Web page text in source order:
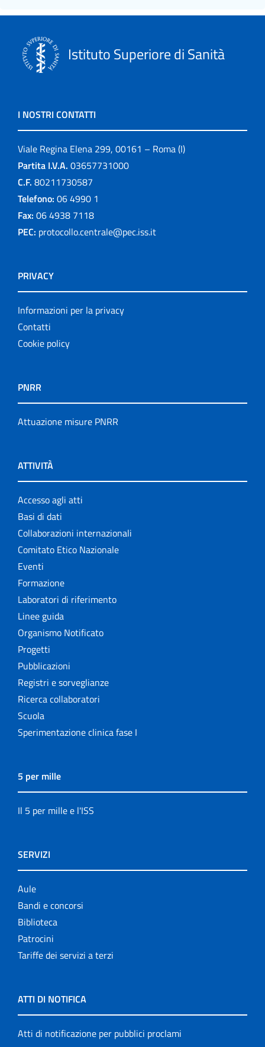
Istituto Superiore di Sanità
I NOSTRI CONTATTI
Viale Regina Elena 299, 00161 – Roma (I)
Partita I.V.A. 03657731000
C.F. 80211730587
Telefono: 06 4990 1
Fax: 06 4938 7118
PEC: protocollo.centrale@pec.iss.it
PRIVACY
Informazioni per la privacy
Contatti
Cookie policy
PNRR
Attuazione misure PNRR
ATTIVITÀ
Accesso agli atti
Basi di dati
Collaborazioni internazionali
Comitato Etico Nazionale
Eventi
Formazione
Laboratori di riferimento
Linee guida
Organismo Notificato
Progetti
Pubblicazioni
Registri e sorveglianze
Ricerca collaboratori
Scuola
Sperimentazione clinica fase I
5 per mille
Il 5 per mille e l'ISS
SERVIZI
Aule
Bandi e concorsi
Biblioteca
Patrocini
Tariffe dei servizi a terzi
ATTI DI NOTIFICA
Atti di notificazione per pubblici proclami